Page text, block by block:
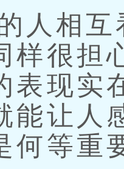
相互
样很担
表现实
能让人
何等重